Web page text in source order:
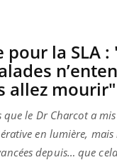
pour la SLA
allez mourir"
que le Dr Charcot a
en lumière, mais
depuis… que